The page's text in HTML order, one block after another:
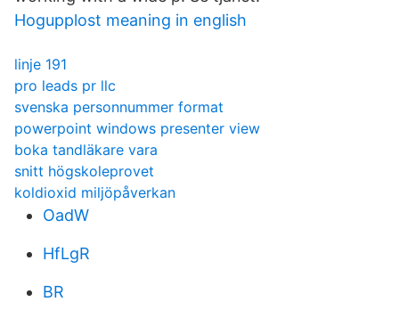
Hogupplost meaning in english
linje 191
pro leads pr llc
svenska personnummer format
powerpoint windows presenter view
boka tandläkare vara
snitt högskoleprovet
koldioxid miljöpåverkan
OadW
HfLgR
BR